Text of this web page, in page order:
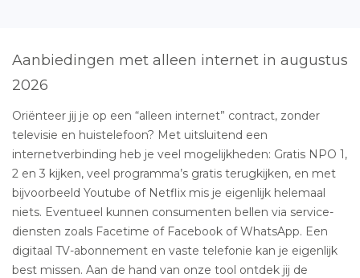
Aanbiedingen met alleen internet in augustus
2026
Oriënteer jij je op een “alleen internet” contract, zonder
televisie en huistelefoon? Met uitsluitend een
internetverbinding heb je veel mogelijkheden: Gratis NPO 1,
2 en 3 kijken, veel programma’s gratis terugkijken, en met
bijvoorbeeld Youtube of Netflix mis je eigenlijk helemaal
niets. Eventueel kunnen consumenten bellen via service-
diensten zoals Facetime of Facebook of WhatsApp. Een
digitaal TV-abonnement en vaste telefonie kan je eigenlijk
best missen. Aan de hand van onze tool ontdek jij de